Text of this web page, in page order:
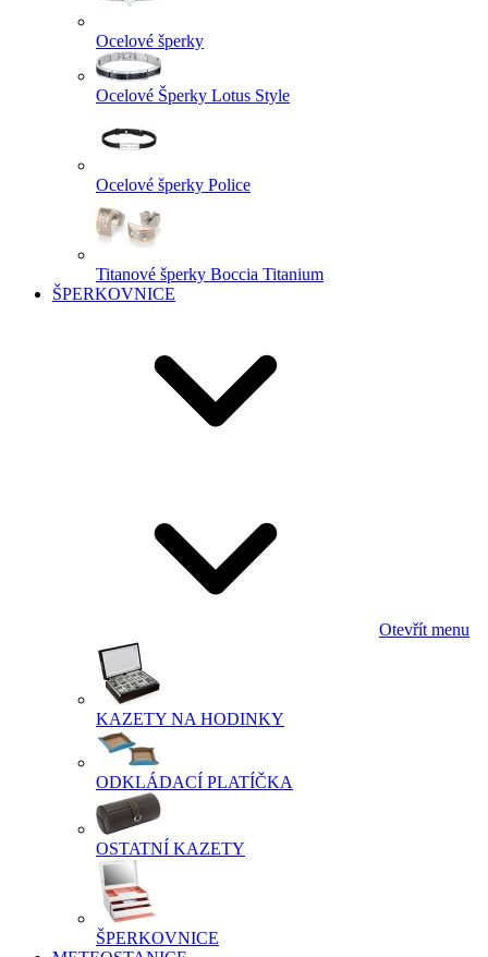
Ocelové šperky
Ocelové Šperky Lotus Style
Ocelové šperky Police
Titanové šperky Boccia Titanium
ŠPERKOVNICE
Otevřít menu
KAZETY NA HODINKY
ODKLÁDACÍ PLATÍČKA
OSTATNÍ KAZETY
ŠPERKOVNICE